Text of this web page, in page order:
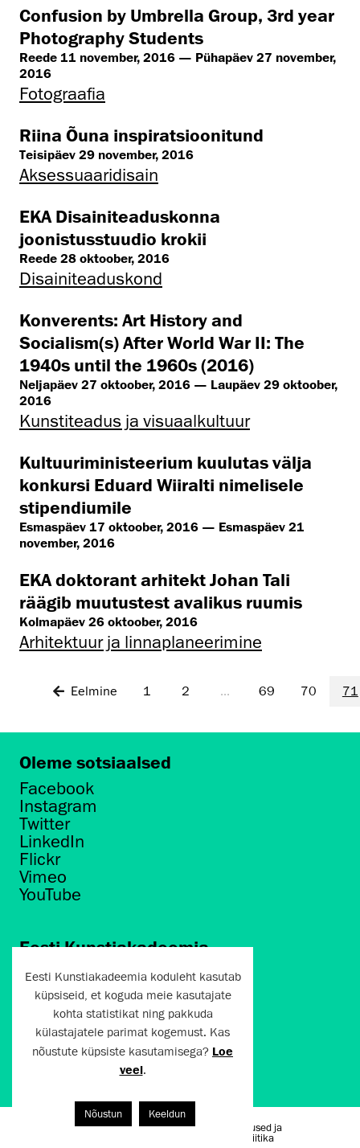
Confusion by Umbrella Group, 3rd year
Photography Students
Reede 11 november, 2016 — Pühapäev 27 november,
2016
Fotograafia
Riina Õuna inspiratsioonitund
Teisipäev 29 november, 2016
Aksessuaaridisain
EKA Disainiteaduskonna
joonistusstuudio krokii
Reede 28 oktoober, 2016
Disaini­­teaduskond
Konverents: Art History and
Socialism(s) After World War II: The
1940s until the 1960s (2016)
Neljapäev 27 oktoober, 2016 — Laupäev 29 oktoober,
2016
Kunstiteadus ja visuaalkultuur
Kultuuriministeerium kuulutas välja
konkursi Eduard Wiiralti nimelisele
stipendiumile
Esmaspäev 17 oktoober, 2016 — Esmaspäev 21
november, 2016
EKA doktorant arhitekt Johan Tali
räägib muutustest avalikus ruumis
Kolmapäev 26 oktoober, 2016
Arhitektuur ja linnaplaneerimine
Eelmine 1 2 ... 69 70 71
Oleme sotsiaalsed
Facebook
Instagram
Twitter
LinkedIn
Flickr
Vimeo
YouTube
Eesti Kunstiakadeemia
Põhja puiestee 7
Tallinn 10412
artun@artun.ee
+372 6267301
Liitu uudiskirjaga!
Kasutustingimused ja
privaatsuspoliitika
Eesti Kunstiakadeemia koduleht kasutab
küpsiseid, et koguda meie kasutajate
kohta statistikat ning pakkuda
külastajatele parimat kogemust. Kas
nõustute küpsiste kasutamisega? Loe
veel.
Nõustun Keeldun